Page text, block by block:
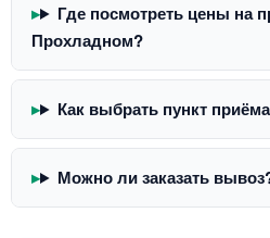
Где посмотреть цены на
Прохладном?
Как выбрать пункт
Можно ли заказать